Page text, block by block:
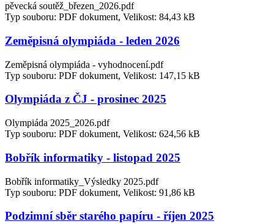
pěvecká soutěž_březen_2026.pdf
Typ souboru: PDF dokument, Velikost: 84,43 kB
Zeměpisná olympiáda - leden 2026
Zeměpisná olympiáda - vyhodnocení.pdf
Typ souboru: PDF dokument, Velikost: 147,15 kB
Olympiáda z ČJ - prosinec 2025
Olympiáda 2025_2026.pdf
Typ souboru: PDF dokument, Velikost: 624,56 kB
Bobřík informatiky - listopad 2025
Bobřík informatiky_Výsledky 2025.pdf
Typ souboru: PDF dokument, Velikost: 91,86 kB
Podzimní sběr starého papíru - říjen 2025